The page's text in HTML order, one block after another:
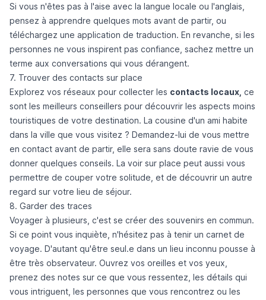
Si vous n'êtes pas à l'aise avec la langue locale ou l'anglais,
pensez à apprendre quelques mots avant de partir, ou
téléchargez une application de traduction. En revanche, si les
personnes ne vous inspirent pas confiance, sachez mettre un
terme aux conversations qui vous dérangent.
7. Trouver des contacts sur place
Explorez vos réseaux pour collecter les contacts locaux, ce
sont les meilleurs conseillers pour découvrir les aspects moins
touristiques de votre destination. La cousine d'un ami habite
dans la ville que vous visitez ? Demandez-lui de vous mettre
en contact avant de partir, elle sera sans doute ravie de vous
donner quelques conseils. La voir sur place peut aussi vous
permettre de couper votre solitude, et de découvrir un autre
regard sur votre lieu de séjour.
8. Garder des traces
Voyager à plusieurs, c'est se créer des souvenirs en commun.
Si ce point vous inquiète, n'hésitez pas à tenir un carnet de
voyage. D'autant qu'être seul.e dans un lieu inconnu pousse à
être très observateur. Ouvrez vos oreilles et vos yeux,
prenez des notes sur ce que vous ressentez, les détails qui
vous intriguent, les personnes que vous rencontrez ou les